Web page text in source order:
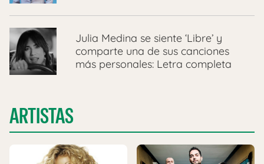
Julia Medina se siente ‘Libre’ y
comparte una de sus canciones
más personales: Letra completa
ARTISTAS